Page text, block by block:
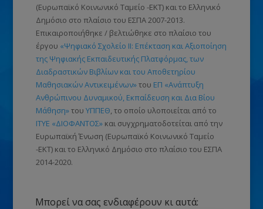
(Ευρωπαϊκό Κοινωνικό Ταμείο -ΕΚΤ)και το Ελληνικό
Δημόσιο στο πλαίσιο του ΕΣΠΑ 2007-2013.
Επικαιροποιήθηκε / βελτιώθηκε στο πλαίσιο του
έργου «Ψηφιακό Σχολείο ΙΙ: Επέκταση και Αξιοποίηση
της Ψηφιακής Εκπαιδευτικής Πλατφόρμας, των
Διαδραστικών Βιβλίων και του Αποθετηρίου
Μαθησιακών Αντικειμένων»του ΕΠ «Ανάπτυξη
Ανθρώπινου Δυναμικού, Εκπαίδευση και Δια Βίου
Μάθηση»του ΥΠΠΕΘ, το οποίο υλοποιείται από το
ΙΤΥΕ «ΔΙΟΦΑΝΤΟΣ»και συγχρηματοδοτείται από την
Ευρωπαϊκή Ένωση (Ευρωπαϊκό Κοινωνικό Ταμείο
-ΕΚΤ)και το Ελληνικό Δημόσιο στο πλαίσιο του ΕΣΠΑ
2014-2020.
Μπορεί να σας ενδιαφέρουν κι αυτά: